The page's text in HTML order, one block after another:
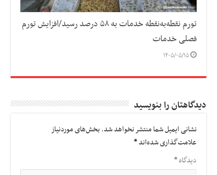
تورم نقطه‌به‌نقطه خدمات به ۵۸ درصد رسید/افزایش تورم
فصلی خدمات
۱۴۰۵/۰۵/۱۵
دیدگاهتان را بنویسید
نشانی ایمیل شما منتشر نخواهد شد.بخش‌های موردنیاز
علامت‌گذاری شده‌اند*
دیدگاه*